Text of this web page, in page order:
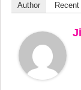
Author